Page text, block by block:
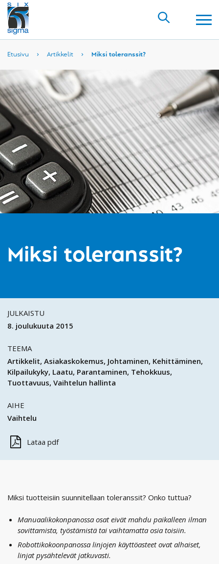
Etusivu › Artikkelit › Miksi toleranssit?
Miksi toleranssit?
JULKAISTU
8. joulukuuta 2015
TEEMA
Artikkelit Asiakaskokemus Johtaminen Kehittäminen
Kilpailukyky Laatu Parantaminen Tehokkuus
Tuottavuus Vaihtelun hallinta
AIHE
Vaihtelu
Lataa pdf
Miksi tuotteisiin suunnitellaan toleranssit? Onko tuttua?
Manuaalikokonpanossa osat eivät mahdu paikalleen ilman
sovittamista, työstämistä tai vaihtamatta osia toisiin.
Robottikokoonpanossa linjojen käyttöasteet ovat alhaiset,
linjat pysähtelevät jatkuvasti.